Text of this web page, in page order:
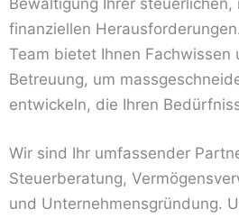
Bewältigung Ihrer steuerlichen,
finanziellen
Team bietet Ihnen Fachwissen
Betreuung, um
entwickeln, die Ihren
Wir sind Ihr umfassender
Steuerberatung,
und Unternehmensgründung.